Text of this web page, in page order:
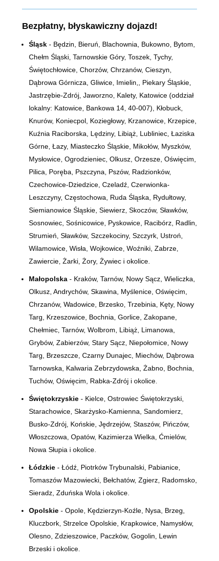
Bezpłatny, błyskawiczny dojazd!
Śląsk- Będzin, Bieruń, Blachownia, Bukowno, Bytom,
Chełm Śląski, Tarnowskie Góry, Toszek, Tychy,
Świętochłowice, Chorzów, Chrzanów, Cieszyn,
Dąbrowa Górnicza, Gliwice, Imielin,, Piekary Śląskie,
Jastrzębie-Zdrój, Jaworzno, Kalety, Katowice (oddział
lokalny: Katowice, Bankowa 14, 40-007) , Kłobuck,
Knurów, Koniecpol, Koziegłowy, Krzanowice, Krzepice,
Kuźnia Raciborska, Lędziny, Libiąż, Lubliniec, Łaziska
Górne, Łazy, Miasteczko Śląskie, Mikołów, Myszków,
Mysłowice, Ogrodzieniec, Olkusz, Orzesze, Oświęcim,
Pilica, Poręba, Pszczyna, Pszów, Radzionków,
Czechowice-Dziedzice, Czeladź, Czerwionka-
Leszczyny, Częstochowa, Ruda Śląska, Rydułtowy,
Siemianowice Śląskie, Siewierz, Skoczów, Sławków,
Sosnowiec, Sośnicowice, Pyskowice, Racibórz, Radlin,
Strumień, Sławków, Szczekociny, Szczyrk, Ustroń,
Wilamowice, Wisła, Wojkowice, Woźniki, Zabrze,
Zawiercie, Żarki, Żory, Żywiec i okolice.
Małopolska- Kraków, Tarnów, Nowy Sącz, Wieliczka,
Olkusz, Andrychów, Skawina, Myślenice, Oświęcim,
Chrzanów, Wadowice, Brzesko, Trzebinia, Kęty, Nowy
Targ, Krzeszowice, Bochnia, Gorlice, Zakopane,
Chełmiec, Tarnów, Wolbrom, Libiąż, Limanowa,
Grybów, Zabierzów, Stary Sącz, Niepołomice, Nowy
Targ, Brzeszcze, Czarny Dunajec, Miechów, Dąbrowa
Tarnowska, Kalwaria Zebrzydowska, Żabno, Bochnia,
Tuchów, Oświęcim, Rabka-Zdrój i okolice.
Świętokrzyskie- Kielce, Ostrowiec Świętokrzyski,
Starachowice, Skarżysko-Kamienna, Sandomierz,
Busko-Zdrój, Końskie, Jędrzejów, Staszów, Pińczów,
Włoszczowa, Opatów, Kazimierza Wielka, Ćmielów,
Nowa Słupia i okolice.
Łódzkie- Łódź, Piotrków Trybunalski, Pabianice,
Tomaszów Mazowiecki, Bełchatów, Zgierz, Radomsko,
Sieradz, Zduńska Wola i okolice.
Opolskie- Opole, Kędzierzyn-Koźle, Nysa, Brzeg,
Kluczbork, Strzelce Opolskie, Krapkowice, Namysłów,
Olesno, Zdzieszowice, Paczków, Gogolin, Lewin
Brzeski i okolice.